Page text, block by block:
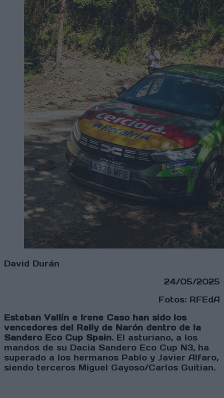
David Durán
24/05/2025
Fotos: RFEdA
Esteban Vallín e Irene Caso han sido los
vencedores del Rally de Narón dentro de la
Sandero Eco Cup Spain. El asturiano, a los
mandos de su Dacia Sandero Eco Cup N3, ha
superado a los hermanos Pablo y Javier Alfaro,
siendo terceros Miguel Gayoso/Carlos Guitian.